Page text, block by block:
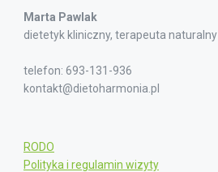
Marta Pawlak
dietetyk kliniczny, terapeuta naturalny
telefon: 693-131-936
kontakt@dietoharmonia.pl
RODO
Polityka i regulamin wizyty